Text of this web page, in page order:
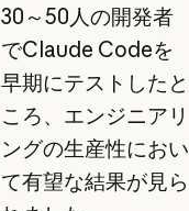
30～50人の開発者
でClaude Codeを
早期にテストしたと
ころ、エンジニアリ
ングの生産性におい
て有望な結果が見ら